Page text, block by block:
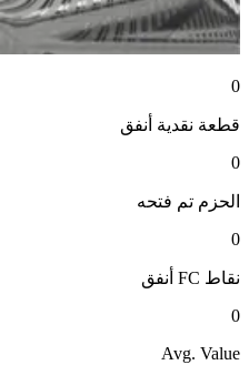
0
قطعة نقدية أنفق
0
الحزم تم فتحه
0
نقاط FC
أنفق
0
Avg. Value